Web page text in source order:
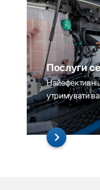
Послуги
утримувати